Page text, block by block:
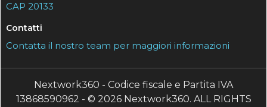
CAP 20133
Contatti
Contatta il nostro team per maggiori informazioni
Nextwork360 - Codice fiscale e Partita IVA
13868590962 - © 2026 Nextwork360. ALL RIGHTS